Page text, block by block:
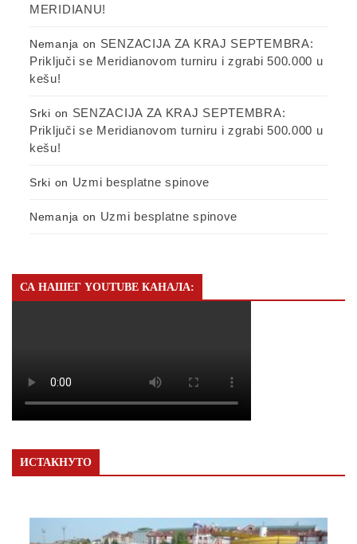
MERIDIANU!
Nemanja on SENZACIJA ZA KRAJ SEPTEMBRA:
Priključi se Meridianovom turniru i zgrabi 500.000 u
kešu!
Srki on SENZACIJA ZA KRAJ SEPTEMBRA:
Priključi se Meridianovom turniru i zgrabi 500.000 u
kešu!
Srki on Uzmi besplatne spinove
Nemanja on Uzmi besplatne spinove
СА НАШЕГ YOUTUBE КАНАЛА:
ИСТАКНУТО